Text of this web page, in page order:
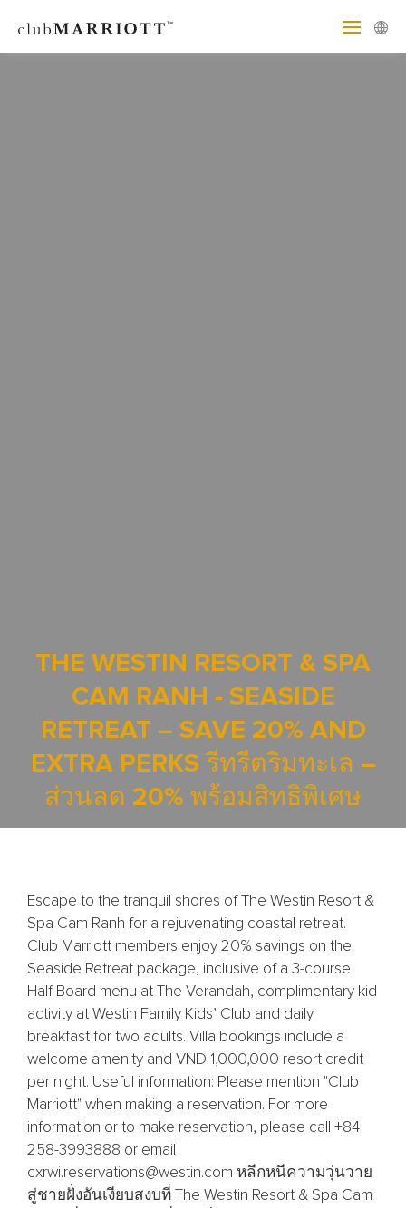
THE WESTIN RESORT & SPA
CAM RANH - SEASIDE
RETREAT – SAVE 20% AND
EXTRA PERKS รีทรีตริมทะเล –
ส่วนลด 20% พร้อมสิทธิพิเศษ
Escape to the tranquil shores of The Westin Resort &
Spa Cam Ranh for a rejuvenating coastal retreat.
Club Marriott members enjoy 20% savings on the
Seaside Retreat package, inclusive of a 3-course
Half Board menu at The Verandah, complimentary kid
activity at Westin Family Kids’ Club and daily
breakfast for two adults. Villa bookings include a
welcome amenity and VND 1,000,000 resort credit
per night. Useful information: Please mention "Club
Marriott" when making a reservation. For more
information or to make reservation, please call +84
258-3993888 or email
cxrwi.reservations@westin.com หลีกหนีความวุ่นวาย
สู่ชายฝั่งอันเงียบสงบที่ The Westin Resort & Spa Cam